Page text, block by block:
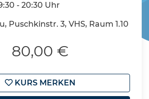
- 20:30 Uhr
Puschkinstr. 3, VHS, Raum 1.10
80,00 €
KURS MERKEN